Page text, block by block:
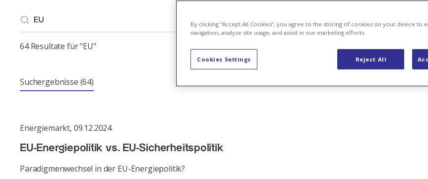
64 Resultate für "EU"
Suchergebnisse (64)
Energiemarkt, 09.12.2024
EU-Energiepolitik vs. EU-Sicherheitspolitik
Paradigmenwechsel in der EU-Energiepolitik?
By clicking “Accept All Cookies”, you agree to the storing of cookies on your device to
navigation, analyze site usage, and assist in our marketing efforts.
Reject All
Cookies Settings